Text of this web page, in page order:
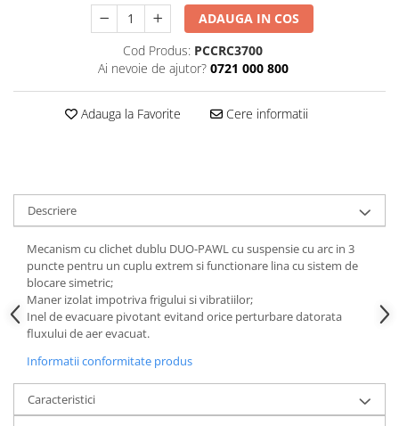
ADAUGA IN COS
Cod Produs: PCCRC3700
Ai nevoie de ajutor? 0721 000 800
Adauga la Favorite Cere informatii
Descriere
Mecanism cu clichet dublu DUO-PAWL cu suspensie cu arc in 3
puncte pentru un cuplu extrem si functionare lina cu sistem de
blocare simetric;
Maner izolat impotriva frigului si vibratiilor;
Inel de evacuare pivotant evitand orice perturbare datorata
fluxului de aer evacuat.
Informatii conformitate produs
Caracteristici